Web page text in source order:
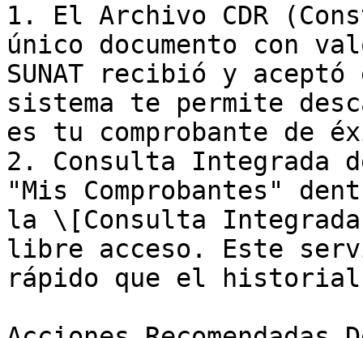
1. El Archivo CDR
único documento con
SUNAT recibió y
sistema te permite
es tu comprobante de
2. Consulta Integrada
"Mis Comprobantes"
la \[Consulta Integrada
libre acceso. Este
rápido que el